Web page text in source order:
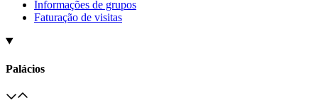
Informações de grupos
Faturação de visitas
Palácios